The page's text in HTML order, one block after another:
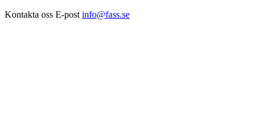
Kontakta oss E-post info@fass.se